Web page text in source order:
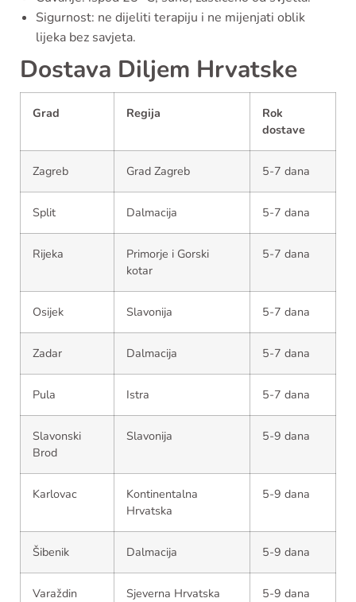
Sigurnost: ne dijeliti terapiju i ne mijenjati oblik
lijeka bez savjeta.
Dostava Diljem Hrvatske
Grad Regija
Rok
dostave
Zagreb Grad Zagreb 5-7 dana
Split Dalmacija 5-7 dana
Rijeka
Primorje i Gorski
kotar
5-7 dana
Osijek Slavonija 5-7 dana
Zadar Dalmacija 5-7 dana
Pula Istra 5-7 dana
Slavonski
Brod
Slavonija 5-9 dana
Karlovac
Kontinentalna
Hrvatska
5-9 dana
Šibenik Dalmacija 5-9 dana
Varaždin Sjeverna Hrvatska 5-9 dana